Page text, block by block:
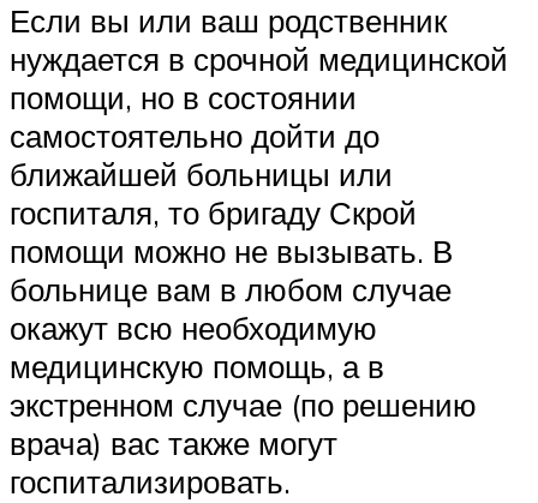
Если вы или ваш родственник
нуждается в срочной медицинской
помощи, но в состоянии
самостоятельно дойти до
ближайшей больницы или
госпиталя, то бригаду Скрой
помощи можно не вызывать. В
больнице вам в любом случае
окажут всю необходимую
медицинскую помощь, а в
экстренном случае (по решению
врача) вас также могут
госпитализировать.